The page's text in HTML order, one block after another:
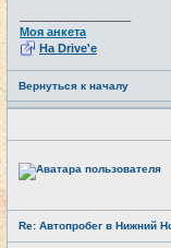
Моя анкета
На Drive'e
Вернуться к началу
Н
е
е
т
и
Re: Автопробег в Нижний